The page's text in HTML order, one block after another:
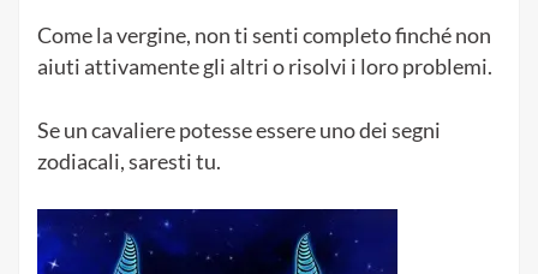
Come la vergine, non ti senti completo finché non
aiuti attivamente gli altri o risolvi i loro problemi.
Se un cavaliere potesse essere uno dei segni
zodiacali, saresti tu.